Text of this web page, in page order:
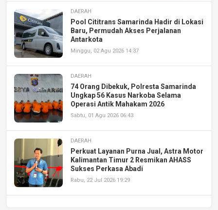
DAERAH
Pool Cititrans Samarinda Hadir di Lokasi
Baru, Permudah Akses Perjalanan
Antarkota
Minggu, 02 Agu 2026 14:37
DAERAH
74 Orang Dibekuk, Polresta Samarinda
Ungkap 56 Kasus Narkoba Selama
Operasi Antik Mahakam 2026
Sabtu, 01 Agu 2026 06:43
DAERAH
Perkuat Layanan Purna Jual, Astra Motor
Kalimantan Timur 2 Resmikan AHASS
Sukses Perkasa Abadi
Rabu, 22 Jul 2026 19:29